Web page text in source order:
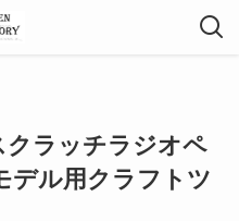
クラッチラジオペ
デル用クラフトツ